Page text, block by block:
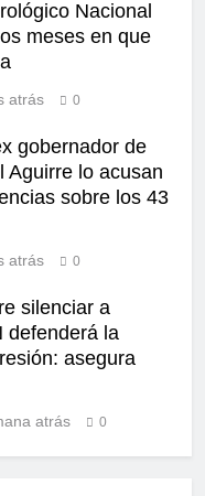
Nacional
meses en que
atrás 0
gobernador de
Aguirre lo acusan
sobre los 43
atrás 0
silenciar a
defenderá la
asegura
atrás 0